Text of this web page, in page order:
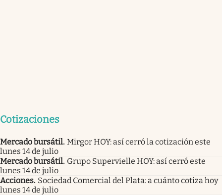
Cotizaciones
Mercado bursátil. Mirgor HOY: así cerró la cotización este
lunes 14 de julio
Mercado bursátil. Grupo Supervielle HOY: así cerró este
lunes 14 de julio
Acciones. Sociedad Comercial del Plata: a cuánto cotiza hoy
lunes 14 de julio